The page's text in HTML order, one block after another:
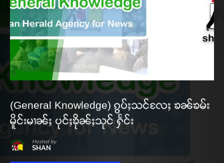
(General Knowledge) ၵွပ်ႈသင်လႄႈ ၶၼ်ၶမ်း
မိူင်းမၢၼ်ႈ ပုင်ႈၶိုၼ်ႈသုင် ႁႅင်း
Hosted by
SHAN